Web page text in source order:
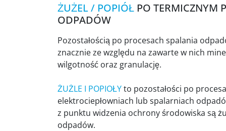
ŻUŻEL / POPIÓŁ PO TERMICZNYM
ODPADÓW
Pozostałością po procesach spalania
znacznie ze względu na zawarte w nich
wilgotność oraz granulację.
ŻUŻLE I POPIOŁYto pozostałości po
elektrociepłowniach lub spalarniach
z punktu widzenia ochrony środowiska są
odpadów.